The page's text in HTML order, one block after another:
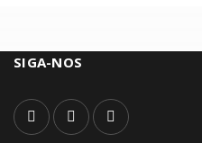
SIGA-NOS